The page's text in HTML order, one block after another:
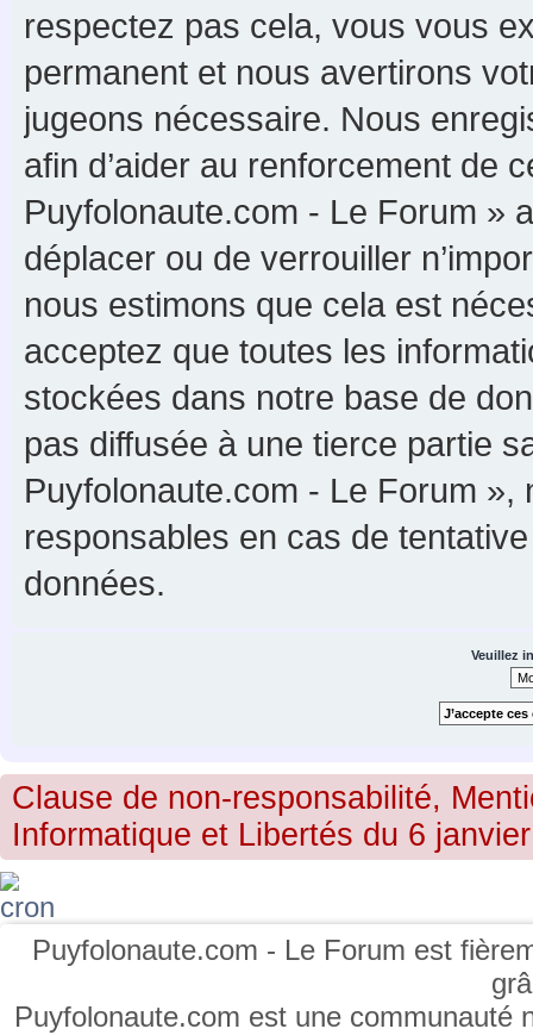
respectez pas cela, vous vous
permanent et nous avertirons
jugeons nécessaire. Nous
afin d’aider au renforcement de
Puyfolonaute.com - Le Forum »
déplacer ou de verrouiller
nous estimons que cela est
acceptez que toutes les
stockées dans notre base de
pas diffusée à une tierce partie
Puyfolonaute.com - Le Forum
responsables en cas de
données.
Veuillez
Clause de non-responsabilité,
Informatique et Libertés du 6
Puyfolonaute.com - Le Forum est
Puyfolonaute.com est une communauté